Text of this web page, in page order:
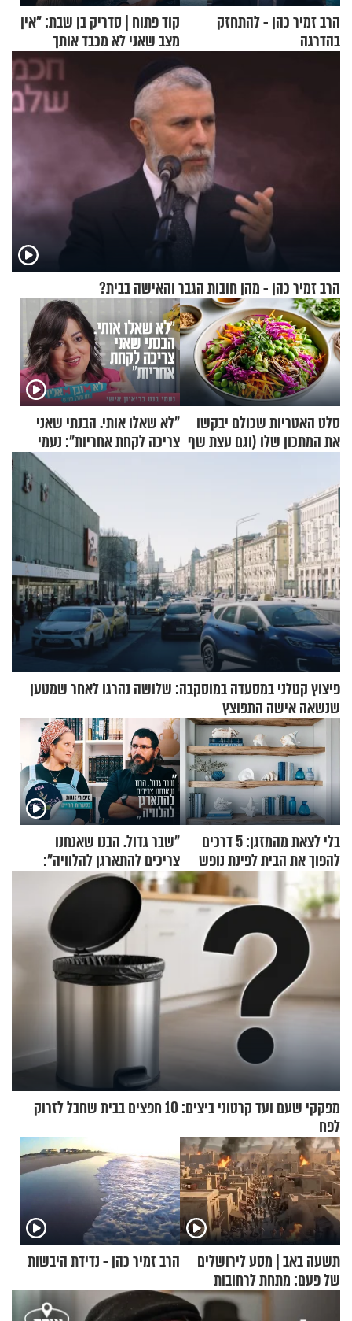
הרב זמיר כהן - להתחזק
בהדרגה
קוד פתוח | סדריק בן שבת: "אין
מצב שאני לא מכבד אותך
בבוקר בהנחת תפילין"
הרב זמיר כהן - מהן חובות הגבר והאישה בבית?
סלט האטריות שכולם יבקשו
את המתכון שלו (וגם עצת שף
"לא שאלו אותי. הבנתי שאני
צריכה לקחת אחריות": נעמי
פיצוץ קטלני במסעדה במוסקבה: שלושה נהרגו לאחר שמטען
שנשאה אישה התפוצץ
בלי לצאת מהמזגן: 5 דרכים
להפוך את הבית לפינת נופש
מעוצבת
"שבר גדול. הבנו שאנחנו
צריכים להתארגן להלוויה":
זוגיות במבחן, הפעם עם מרים
וגד דנינו
מפקקי שעם ועד קרטוני ביצים: 10 חפצים בבית שחבל לזרוק
לפח
תשעה באב | מסע לירושלים
של פעם: מתחת לרחובות
הרב זמיר כהן - נדידת היבשות